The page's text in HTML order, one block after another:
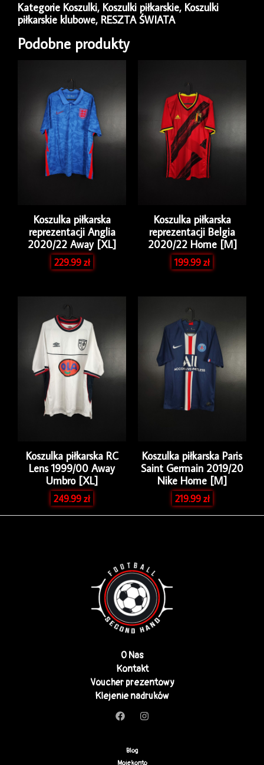
Third
Nike
[M]
Kategorie Koszulki, Koszulki piłkarskie, Koszulki
piłkarskie klubowe, RESZTA ŚWIATA
Podobne produkty
Koszulka piłkarska
reprezentacji Anglia
2020/22 Away [XL]
229.99zł
Koszulka piłkarska
reprezentacji Belgia
2020/22 Home [M]
199.99zł
Koszulka piłkarska RC
Lens 1999/00 Away
Umbro [XL]
249.99zł
Koszulka piłkarska Paris
Saint Germain 2019/20
Nike Home [M]
219.99zł
O Nas
Kontakt
Voucher prezentowy
Klejenie nadruków
Blog
Moje konto